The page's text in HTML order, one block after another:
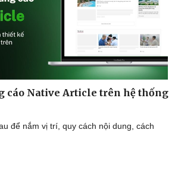
cáo Native Article trên hệ thống
để nắm vị trí, quy cách nội dung, cách